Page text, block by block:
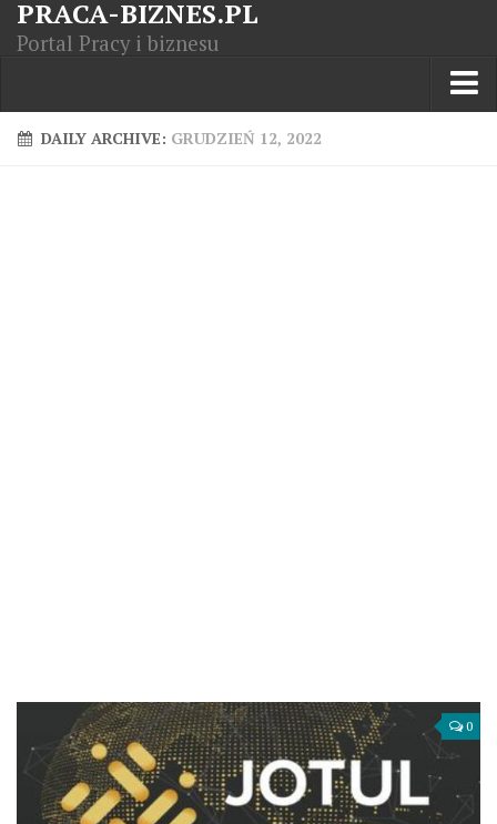
PRACA-BIZNES.PL
Portal Pracy i biznesu
Praca w kraju
DAILY ARCHIVE: GRUDZIEŃ 12, 2022
0